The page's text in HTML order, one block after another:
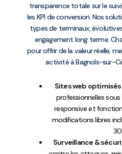
transparence totale sur le
les KPI de conversion. Nos
types de terminaux,
engagement long terme.
pour offrir de la valeur réelle,
activité à Bagnols-sur-
Sites web optimisés
professionnelles
responsive et
modifications libres
Surveillance &